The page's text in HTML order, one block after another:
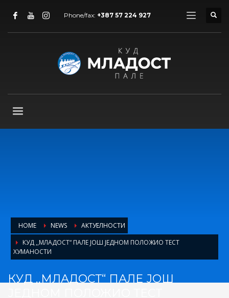
Phone/fax: +387 57 224 927
HOME NEWS
АКТУЕЛНОСТИ
КУД ,,МЛАДОСТ“ ПАЛЕ ЈОШ ЈЕДНОМ ПОЛОЖИО ТЕСТ
ХУМАНОСТИ
КУД ,,МЛАДОСТ“ ПАЛЕ ЈОШ